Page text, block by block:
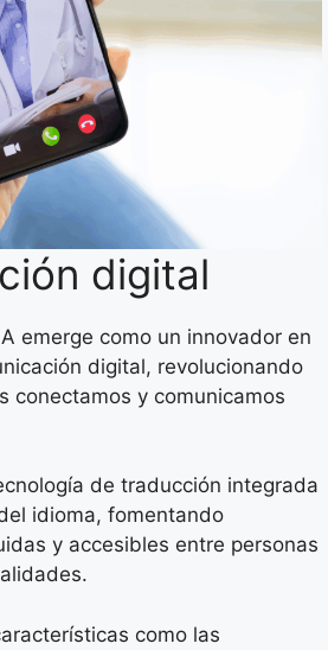
digital
emerge como un innovador en
digital, revolucionando
conectamos y comunicamos
de traducción integrada
idioma, fomentando
y accesibles entre personas
como las